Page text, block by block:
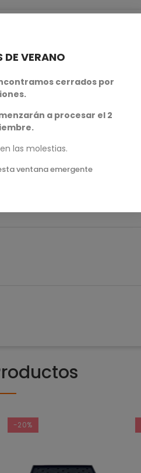
0
0
-20%
VERANO
cerrados por
a procesar el 2
las molestias.
ventana emergente